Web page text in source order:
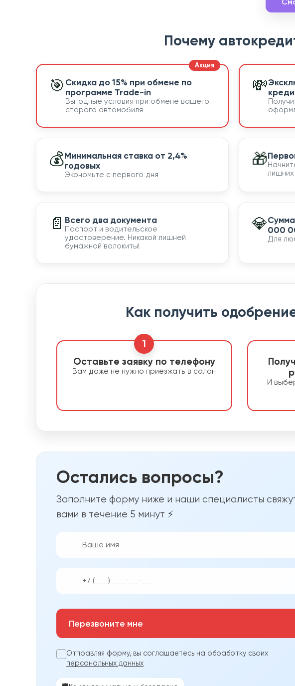
Почему
🎯 Скидка до 15% при обмене по
программе Trade-in
Выгодные условия при обмене вашего
старого автомобиля
💸
💰Минимальная ставка от 2,4%
годовых
Экономьте с первого дня
🎁
📄 Всего два документа
Паспорт и водительское
удостоверение. Никакой лишней
бумажной волокиты!
💎000
Для
Как получить
1
Оставьте заявку по телефону
Вам даже не нужно приезжать в салон
И
Остались вопросы?
Заполните форму ниже и наши специалисты
вами в течение 5 минут ⚡
Перезвоните мне
Отправляя форму, вы соглашаетесь на обработку своих
персональных данных